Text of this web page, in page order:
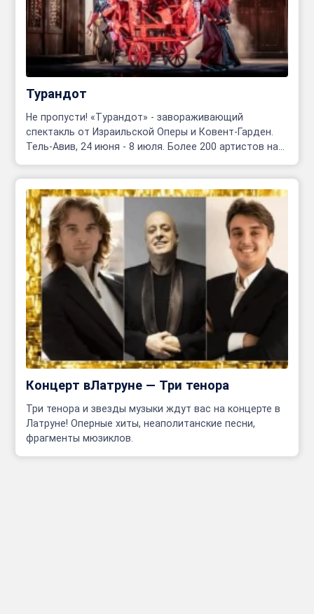
Турандот
Не пропусти! «Турандот» - завораживающий
спектакль от Израильской Оперы и Ковент-Гарден.
Тель-Авив, 24 июня - 8 июля. Более 200 артистов на
Концерт вЛатруне — Три тенора
Три тенора и звезды музыки ждут вас на концерте в
Латруне! Оперные хиты, неаполитанские песни,
фрагменты мюзиклов.